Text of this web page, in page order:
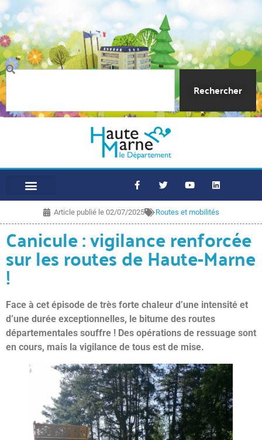
Rechercher
Article publié le 02/07/2025 Routes et mobilités
Canicule : vigilance renforcée
sur les routes de Haute-Marne
!
Face à cet épisode de très forte chaleur d’une intensité et
d’une durée exceptionnelles, le bitume des routes
départementales souffre ! Des opérations de ressuage sont
en cours, mais la vigilance de tous est de mise.